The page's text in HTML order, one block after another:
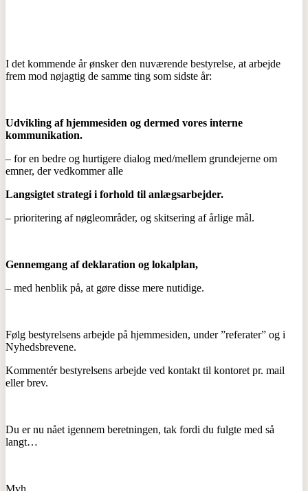
I det kommende år ønsker den nuværende bestyrelse, at arbejde
frem mod nøjagtig de samme ting som sidste år:
Udvikling af hjemmesiden og dermed vores interne
kommunikation.
– for en bedre og hurtigere dialog med/mellem grundejerne om
emner, der vedkommer alle
Langsigtet strategi i forhold til anlægsarbejder.
– prioritering af nøgleområder, og skitsering af årlige mål.
Gennemgang af deklaration og lokalplan,
– med henblik på, at gøre disse mere nutidige.
Følg bestyrelsens arbejde på hjemmesiden, under ”referater” og i
Nyhedsbrevene.
Kommentér bestyrelsens arbejde ved kontakt til kontoret pr. mail
eller brev.
Du er nu nået igennem beretningen, tak fordi du fulgte med så
langt…
Mvh.